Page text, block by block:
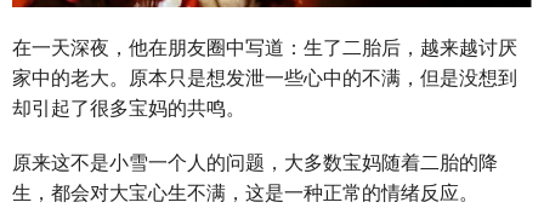
在一天深夜，他在朋友圈中写道：生了二胎后，越来越讨厌
家中的老大。原本只是想发泄一些心中的不满，但是没想到
却引起了很多宝妈的共鸣。
原来这不是小雪一个人的问题，大多数宝妈随着二胎的降
生，都会对大宝心生不满，这是一种正常的情绪反应。